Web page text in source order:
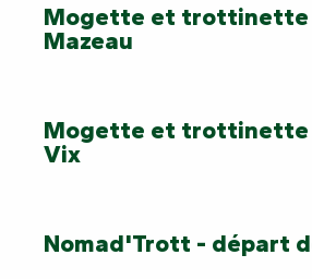
Mogette et trottinette
Mazeau
Mogette et trottinette
Vix
Nomad'Trott - départ